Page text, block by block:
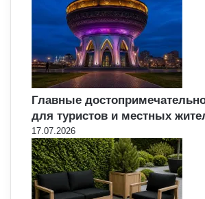
Главные
для туристов и местных
17.07.2026